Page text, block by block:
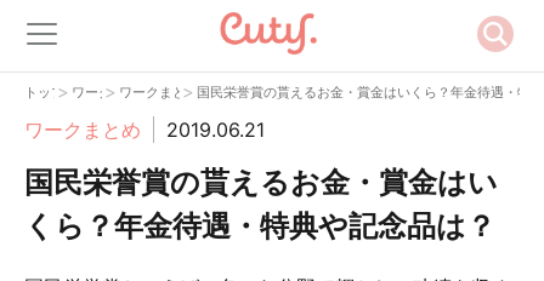
トップ> ワーク> ワークまとめ
> 国民栄誉賞の貰えるお金・賞金はいくら？年金待遇・特
ワークまとめ 2019.06.21
国民栄誉賞の貰えるお金・賞金はい
くら？年金待遇・特典や記念品は？